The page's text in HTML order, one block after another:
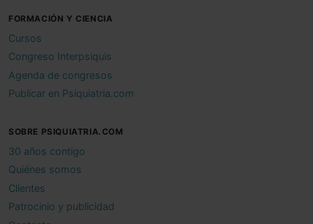
FORMACIÓN Y CIENCIA
Cursos
Congreso Interpsiquis
Agenda de congresos
Publicar en Psiquiatria.com
SOBRE PSIQUIATRIA.COM
30 años contigo
Quiénes somos
Clientes
Patrocinio y publicidad